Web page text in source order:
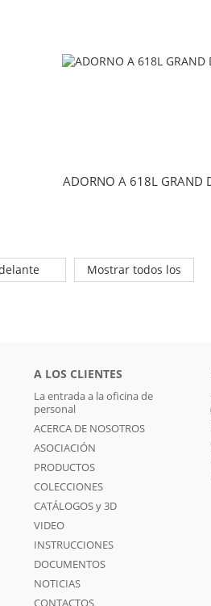
ADORNO A 618L GRAND
Mostrar todos los
A LOS CLIENTES
La entrada a la oficina de
personal
ACERCA DE NOSOTROS
ASOCIACIÓN
PRODUCTOS
COLECCIONES
CATÁLOGOS y 3D
VIDEO
INSTRUCCIONES
DOCUMENTOS
NOTICIAS
CONTACTOS